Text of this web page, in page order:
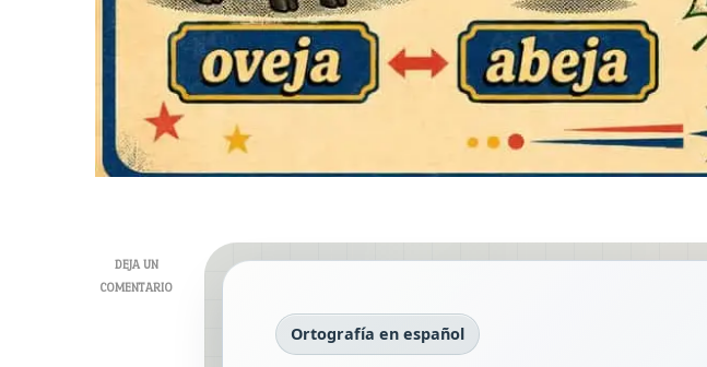
DEJA UN
COMENTARIOEN
Ortografía en español